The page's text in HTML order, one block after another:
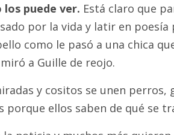
puede ver. Está claro que
por la vida y latir en poesía
como le pasó a una chica
a Guille de reojo.
y cositos se unen perros,
porque ellos saben de qué se